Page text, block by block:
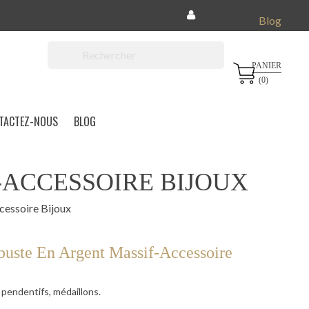
Blog
PANIER
(0)

NOUS BLOG
BIJOUX
Bijoux
En Argent Massif-Accessoire
médaillons.